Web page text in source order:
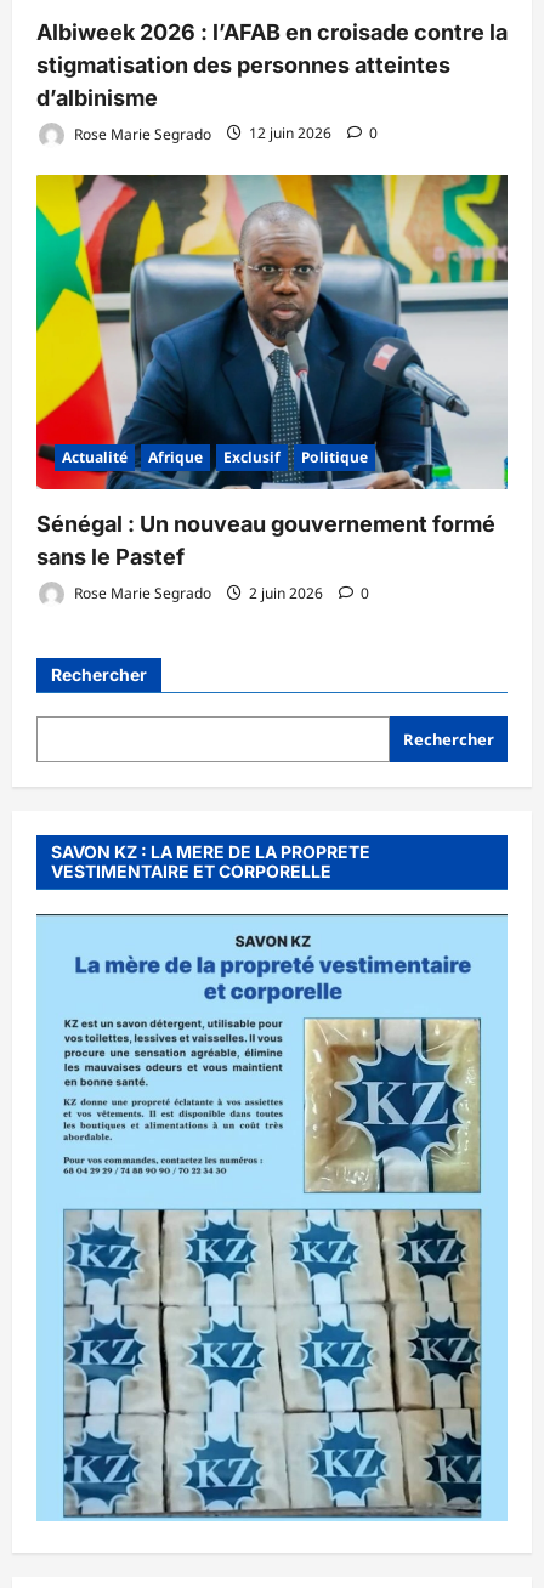
Albiweek 2026 : l’AFAB en croisade contre la
stigmatisation des personnes atteintes
d’albinisme
Rose Marie Segrado 12 juin 2026 0
Actualité Afrique Exclusif Politique
Sénégal : Un nouveau gouvernement formé
sans le Pastef
Rose Marie Segrado 2 juin 2026 0
Rechercher
Rechercher
SAVON KZ : LA MERE DE LA PROPRETE
VESTIMENTAIRE ET CORPORELLE